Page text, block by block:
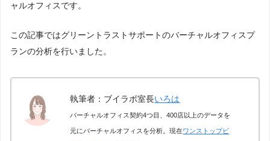
ャルオフィスです。
この記事ではグリーントラストサポートのバーチャルオフィスプ
ランの分析を行いました。
執筆者：ブイラボ室長いろは
バーチャルオフィス契約4つ目、400店以上のデータを
元にバーチャルオフィスを分析。現在ワンストップビ